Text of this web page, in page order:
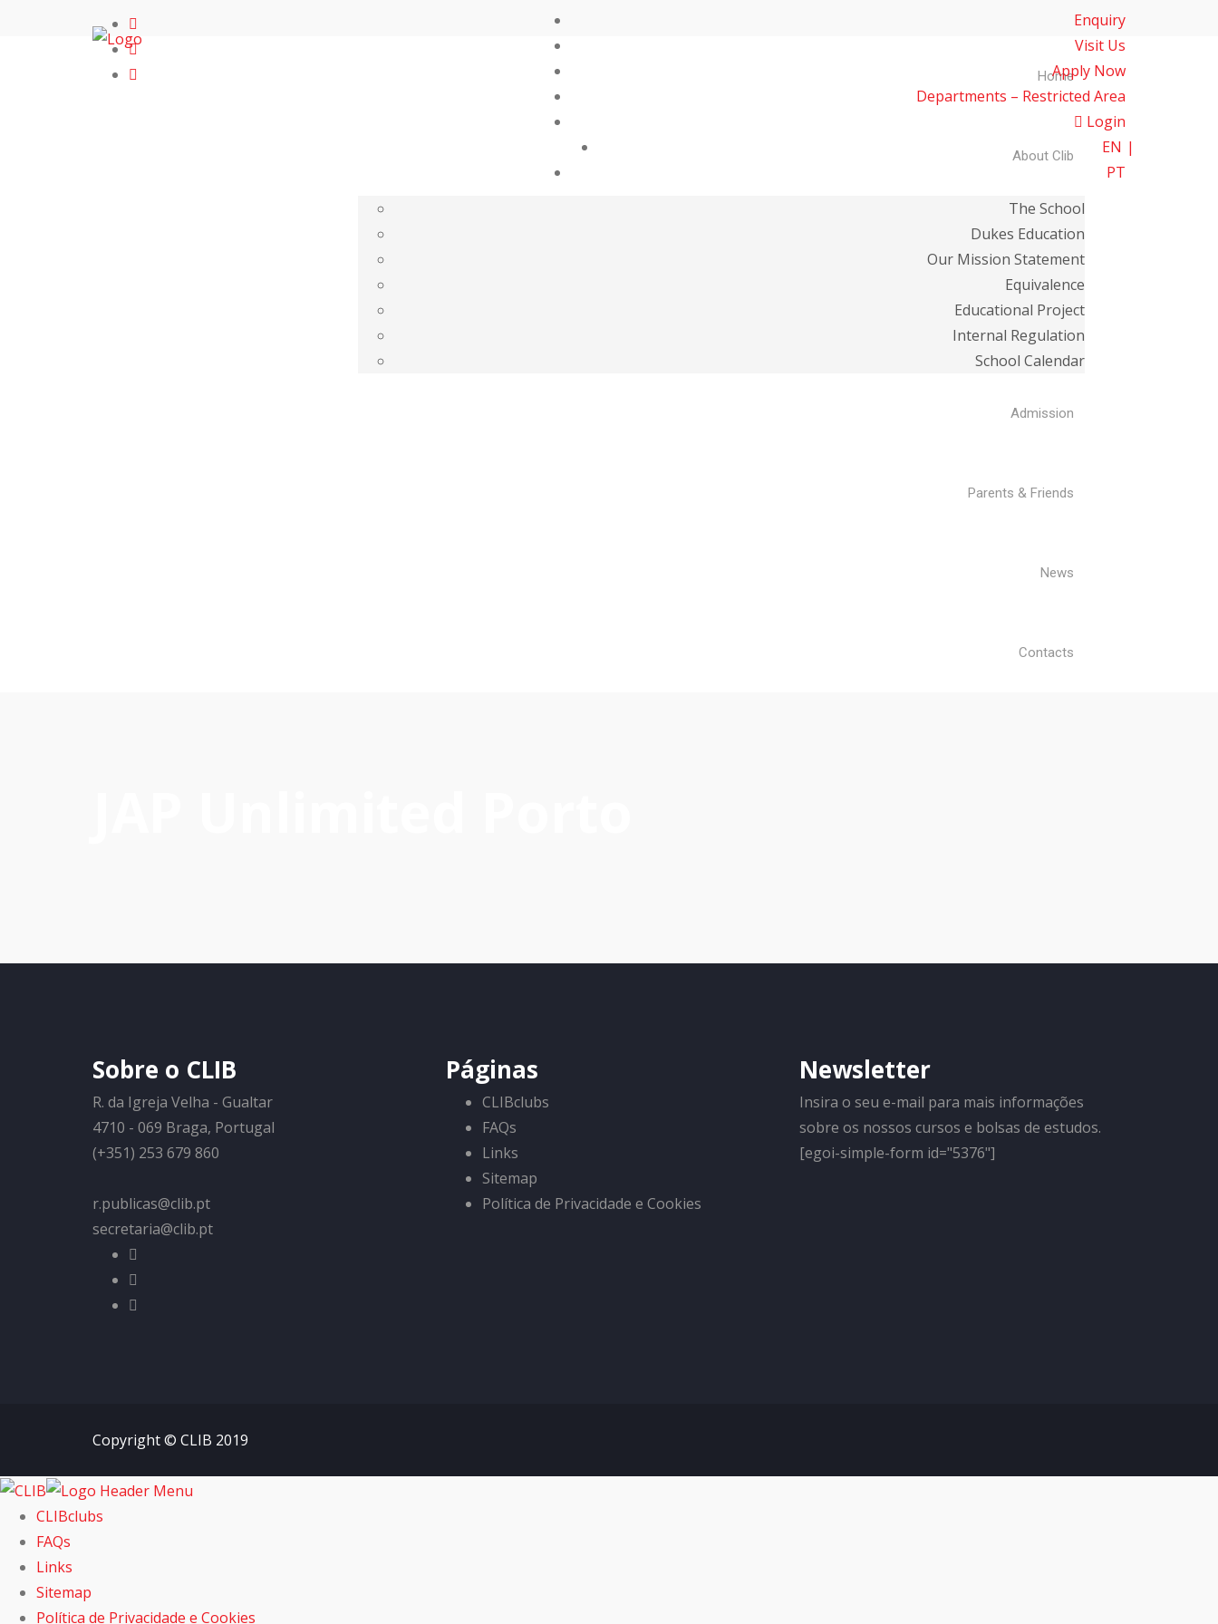
Enquiry
Visit Us
Apply Now
Departments – Restricted Area
Login
EN
PT
Home
About Clib
The School
Dukes Education
Our Mission Statement
Equivalence
Educational Project
Internal Regulation
School Calendar
Admission
Parents & Friends
News
Contacts
Sobre o CLIB
R. da Igreja Velha - Gualtar
4710 - 069 Braga, Portugal
(+351) 253 679 860
r.publicas@clib.pt
secretaria@clib.pt
Páginas
CLIBclubs
FAQs
Links
Sitemap
Política de Privacidade e Cookies
Newsletter
Insira o seu e-mail para mais informações
sobre os nossos cursos e bolsas de estudos.
[egoi-simple-form id="5376"]
Copyright © CLIB 2019
CLIBclubs
FAQs
Links
Sitemap
Política de Privacidade e Cookies